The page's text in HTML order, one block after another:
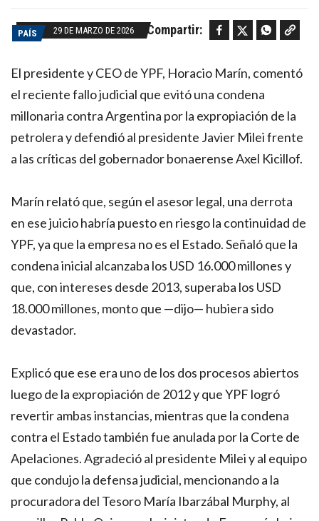
PAÍS 29 DE MARZO DE 2026 Compartir: Facebook Twitter WhatsApp Copy link
El presidente y CEO de YPF, Horacio Marín, comentó
el reciente fallo judicial que evitó una condena
millonaria contra Argentina por la expropiación de la
petrolera y defendió al presidente Javier Milei frente
a las críticas del gobernador bonaerense Axel Kicillof.
Marín relató que, según el asesor legal, una derrota
en ese juicio habría puesto en riesgo la continuidad de
YPF, ya que la empresa no es el Estado. Señaló que la
condena inicial alcanzaba los USD 16.000 millones y
que, con intereses desde 2013, superaba los USD
18.000 millones, monto que —dijo— hubiera sido
devastador.
Explicó que ese era uno de los dos procesos abiertos
luego de la expropiación de 2012 y que YPF logró
revertir ambas instancias, mientras que la condena
contra el Estado también fue anulada por la Corte de
Apelaciones. Agradeció al presidente Milei y al equipo
que condujo la defensa judicial, mencionando a la
procuradora del Tesoro María Ibarzábal Murphy, al